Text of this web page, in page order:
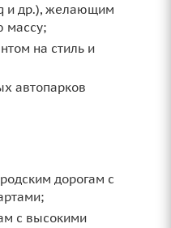
и др.), желающим
массу;
на стиль и
автопарков
дорогам с
с высокими